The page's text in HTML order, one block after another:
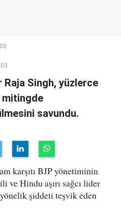
Raja Singh, yüzlerce
mitingde
savundu.
karşıtı BJP yönetiminin
ve Hindu aşırı sağcı lider
şiddeti teşvik eden